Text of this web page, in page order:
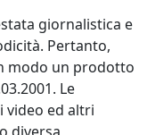
giornalistica e
Pertanto,
modo un prodotto
Le
video ed altri